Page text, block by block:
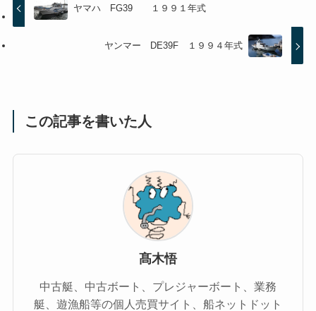
ヤマハ FG39 １９９１年式
ヤンマー DE39F １９９４年式
この記事を書いた人
髙木悟
中古艇、中古ボート、プレジャーボート、業務
艇、遊漁船等の個人売買サイト、船ネットドット